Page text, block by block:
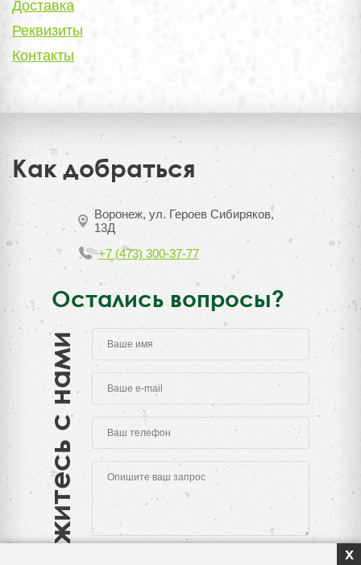
Доставка
Реквизиты
Контакты
Как добраться
Воронеж, ул. Героев Сибиряков,
13Д
+7 (473) 300-37-77
Остались вопросы?
Свяжитесь с нами x